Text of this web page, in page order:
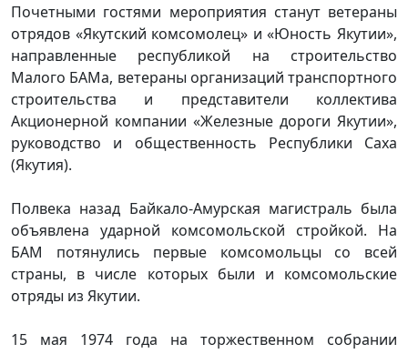
Почетными гостями мероприятия станут ветераны
отрядов «Якутский комсомолец» и «Юность Якутии»,
направленные республикой на строительство
Малого БАМа, ветераны организаций транспортного
строительства и представители коллектива
Акционерной компании «Железные дороги Якутии»,
руководство и общественность Республики Саха
(Якутия).
Полвека назад Байкало-Амурская магистраль была
объявлена ударной комсомольской стройкой. На
БАМ потянулись первые комсомольцы со всей
страны, в числе которых были и комсомольские
отряды из Якутии.
15 мая 1974 года на торжественном собрании